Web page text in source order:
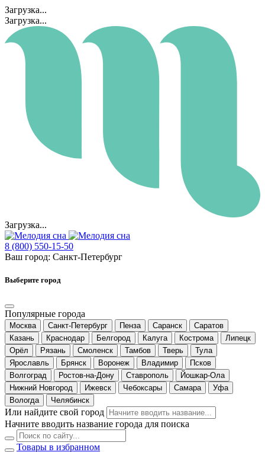
Загрузка...
Загрузка...
Загрузка...
8 (800) 550-15-50
Ваш город: Санкт-Петербург
Выберите город
Популярные города
Москва Санкт-Петербург Пенза Саранск
Саратов
Казань
Краснодар Белгород Калуга Кострома
Липецк
Орёл
Рязань Смоленск Тамбов Тверь
Тула
Ярославль
Брянск Воронеж Владимир
Псков
Волгоград
Ростов-на-Дону Ставрополь
Йошкар-Ола
Нижний Новгород
Ижевск Чебоксары Самара
Уфа
Вологда
Челябинск
Или найдите свой город
Начните вводить название города для поиска
Товары в избранном